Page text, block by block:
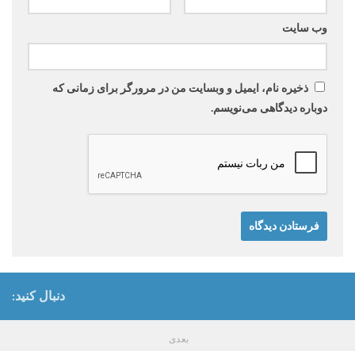
وب‌ سایت
ذخیره نام، ایمیل و وبسایت من در مرورگر برای زمانی که
دوباره دیدگاهی می‌نویسم.
دنبال کنید:
بعدی